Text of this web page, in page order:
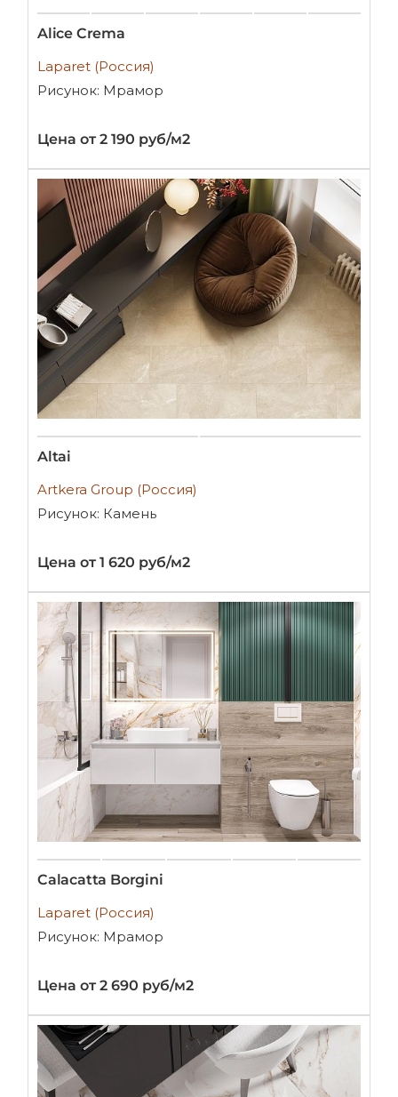
Alice Crema
Laparet (Россия)
Рисунок: Мрамор
Цена от 2 190 руб/м2
Altai
Artkera Group (Россия)
Рисунок: Камень
Цена от 1 620 руб/м2
Calacatta Borgini
Laparet (Россия)
Рисунок: Мрамор
Цена от 2 690 руб/м2